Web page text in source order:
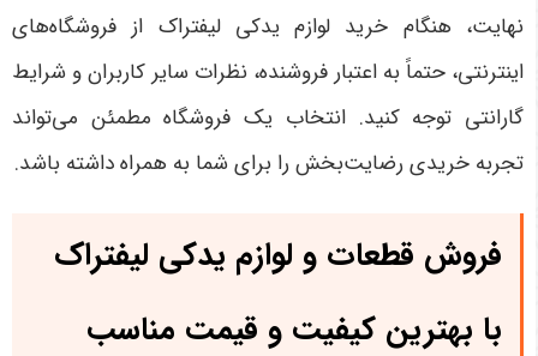
نهایت، هنگام خرید لوازم یدکی لیفتراک از فروشگاه‌های
اینترنتی، حتماً به اعتبار فروشنده، نظرات سایر کاربران و شرایط
گارانتی توجه کنید. انتخاب یک فروشگاه مطمئن می‌تواند
تجربه خریدی رضایت‌بخش را برای شما به همراه داشته باشد.
فروش قطعات و لوازم یدکی لیفتراک
با بهترین کیفیت و قیمت مناسب